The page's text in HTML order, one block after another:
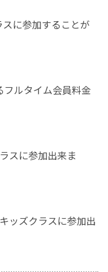
スに参加することが
フルタイム会員料金
スに参加出来ま
ッズクラスに参加出